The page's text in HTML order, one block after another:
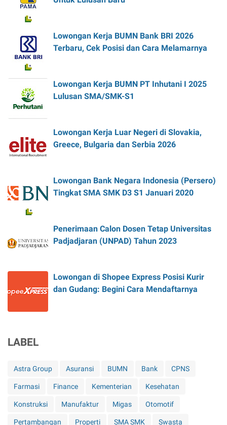
Lowongan Kerja BUMN Bank BRI 2026
Terbaru, Cek Posisi dan Cara Melamarnya
Lowongan Kerja BUMN PT Inhutani I 2025
Lulusan SMA/SMK-S1
Lowongan Kerja Luar Negeri di Slovakia,
Greece, Bulgaria dan Serbia 2026
Lowongan Bank Negara Indonesia (Persero)
Tingkat SMA SMK D3 S1 Januari 2020
Penerimaan Calon Dosen Tetap Universitas
Padjadjaran (UNPAD) Tahun 2023
Lowongan di Shopee Express Posisi Kurir
dan Gudang: Begini Cara Mendaftarnya
LABEL
Astra Group Asuransi BUMN Bank CPNS
Farmasi Finance Kementerian Kesehatan
Konstruksi Manufaktur Migas Otomotif
Pertambangan Properti SMA SMK Swasta